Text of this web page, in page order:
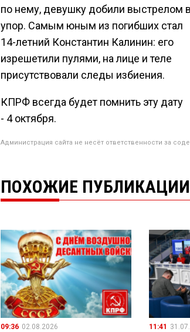
по нему, девушку добили выстрелом в
упор. Самым юным из погибших стал
14-летний Константин Калинин: его
изрешетили пулями, на лице и теле
присутствовали следы избиения.
КПРФ всегда будет помнить эту дату
- 4 октября.
Администрация сайта не несёт ответственности за
ПОХОЖИЕ ПУБЛИКАЦИИ
09:36 02.08.2026 11:41